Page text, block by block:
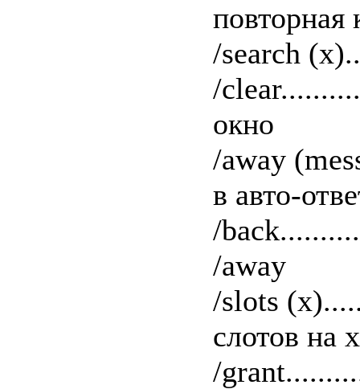
повторная
/search
/
окно
/away
в авто-
/
/away
/slots
слотов на x
/